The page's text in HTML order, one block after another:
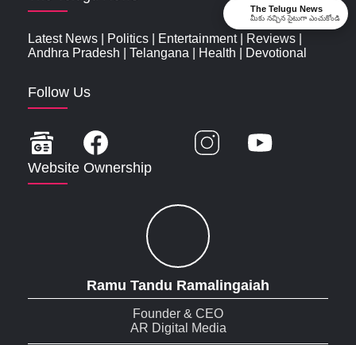
Latest News Politics Entertainment| Reviews
Andhra Pradesh
Telangana Health Devotional
Follow Us
Website Ownership
Ramu Tandu Ramalingaiah
Founder & CEO
AR Digital Media
The Telugu News
మీకు నచ్చిన సైటుగా ఎంచుకోండి